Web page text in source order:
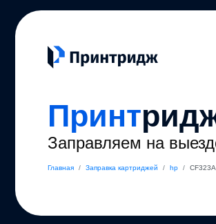
Принт
Заправляем на
Главная / Заправка картриджей / hp / CF323A